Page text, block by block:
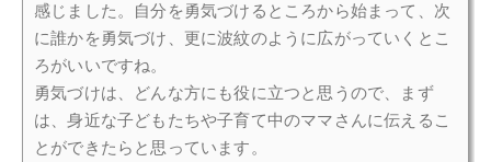
感じました。自分を勇気づけるところから始まって、次
に誰かを勇気づけ、更に波紋のように広がっていくとこ
ろがいいですね。
勇気づけは、どんな方にも役に立つと思うので、まず
は、身近な子どもたちや子育て中のママさんに伝えるこ
とができたらと思っています。